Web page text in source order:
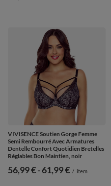
VIVISENCE Soutien Gorge Femme
Semi Rembourré Avec Armatures
Dentelle Confort Quotidien Bretelles
Réglables Bon Maintien, noir
de
56,99 €-vers le bas
61,99 € / item